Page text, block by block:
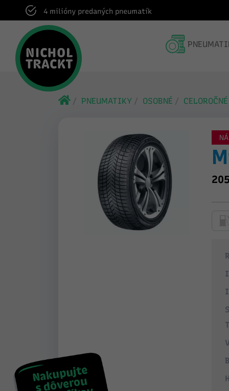
Dodanie do pneuservisu v rámci celej SR
PNEUMATIKY OSOBNÉ CELOROČNÉ